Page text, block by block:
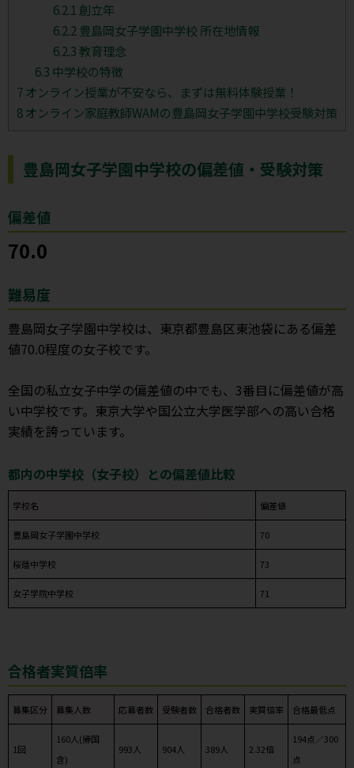
6.2.1 創立年
6.2.2 豊島岡女子学園中学校 所在地情報
6.2.3教育理念
6.3 中学校の特徴
7オンライン授業が不安なら、まずは無料体験授業！
8オンライン家庭教師WAMの豊島岡女子学園中学校受験対策
豊島岡女子学園中学校の偏差値・受験対策
偏差値
70.0
難易度
豊島岡女子学園中学校は、東京都豊島区東池袋にある偏差
値70.0程度の女子校です。
全国の私立女子中学の偏差値の中でも、3番目に偏差値が高
い中学校です。東京大学や国公立大学医学部への高い合格
実績を誇っています。
都内の中学校（女子校）との偏差値比較
学校名 偏差値
豊島岡女子学園中学校 70
桜蔭中学校 73
女子学院中学校 71
合格者実質倍率
募集区分 募集人数 応募者数 受験者数 合格者数 実質倍率 合格最低点
1回
160人(帰国
含)
993人 904人 389人 2.32倍
194点／300
点